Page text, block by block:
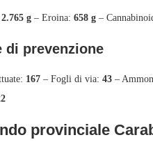
2.765 g – Eroina: 658 g –
di prevenzione
167 – Fogli di via: 43 –
provinciale